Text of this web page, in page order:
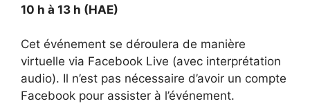
10 h à 13 h (HAE)
Cet événement se déroulera de manière
virtuelle via Facebook Live (avec interprétation
audio). Il n’est pas nécessaire d’avoir un compte
Facebook pour assister à l’événement.